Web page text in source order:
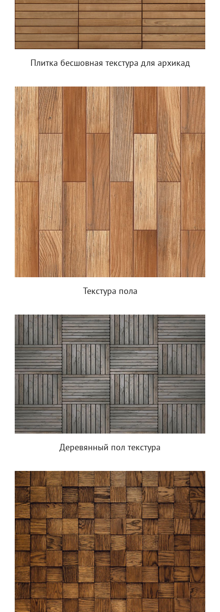
Плитка бесшовная текстура для архикад
Текстура пола
Деревянный пол текстура